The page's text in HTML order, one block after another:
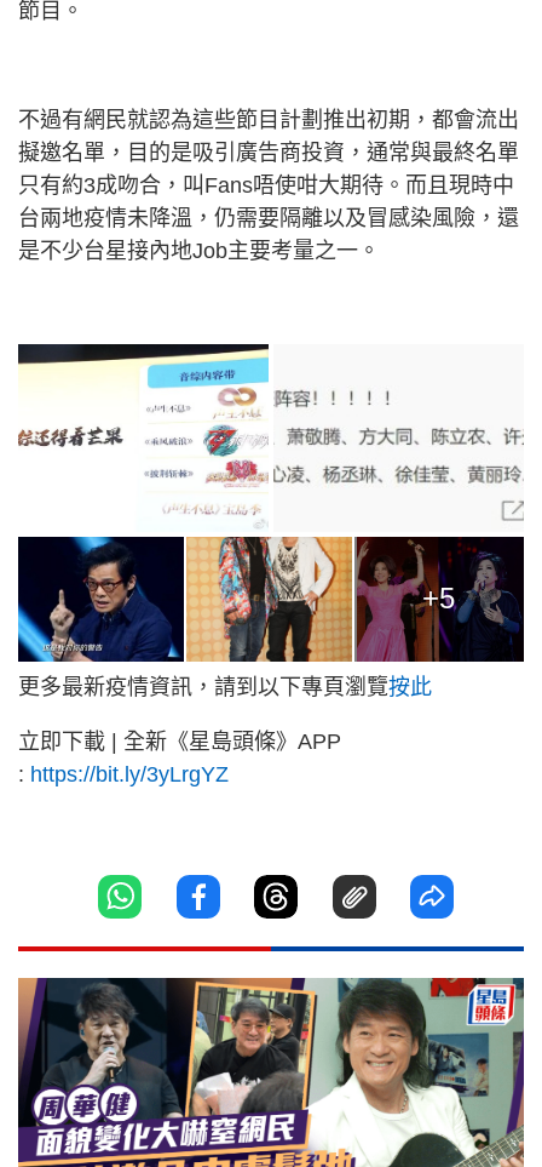
節目。
不過有網民就認為這些節目計劃推出初期，都會流出
擬邀名單，目的是吸引廣告商投資，通常與最終名單
只有約3成吻合，叫Fans唔使咁大期待。而且現時中
台兩地疫情未降溫，仍需要隔離以及冒感染風險，還
是不少台星接內地Job主要考量之一。
+5
更多最新疫情資訊，請到以下專頁瀏覽按此
立即下載 | 全新《星島頭條》APP
: https://bit.ly/3yLrgYZ